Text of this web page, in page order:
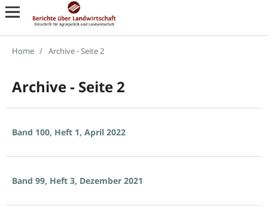
Home / Archive - Seite 2
Archive - Seite 2
Band 100, Heft 1, April 2022
Band 99, Heft 3, Dezember 2021